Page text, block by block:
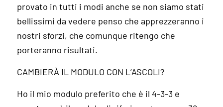
provato in tutti i modi anche se non siamo stati
bellissimi da vedere penso che apprezzeranno i
nostri sforzi, che comunque ritengo che
porteranno risultati.
CAMBIERÀ IL MODULO CON L’ASCOLI?
Ho il mio modulo preferito che è il 4-3-3 e